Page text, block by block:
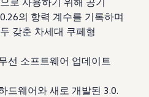
의 항력 계수를 기록하며
갖춘 차세대 쿠페형
선 소프트웨어 업데이트
드웨어와 새로 개발된 3.0.